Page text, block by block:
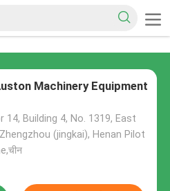
Machinery Equipment
14, Building 4, No. 1319, East
(jingkai), Henan Pilot